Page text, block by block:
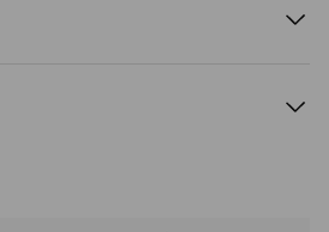
VP/VA Copolymer , Poloxamer 407
, Hectorite , Silica ,
сила красоты,
доступности,